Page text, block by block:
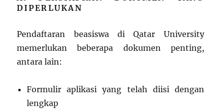
DIPERLUKAN
Pendaftaran beasiswa di Qatar University
memerlukan beberapa dokumen penting,
antara lain:
Formulir aplikasi yang telah diisi dengan
lengkap